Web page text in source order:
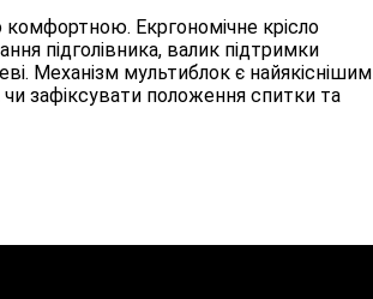
комфортною. Екргономічне крісло
підголівника, валик підтримки
Механізм мультиблок є найякіснішим
зафіксувати положення спитки та